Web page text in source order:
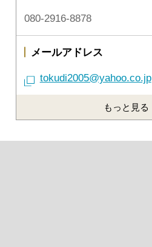
080-2916-8878
メールアドレス
tokudi2005@yahoo.co.jp
もっと見る